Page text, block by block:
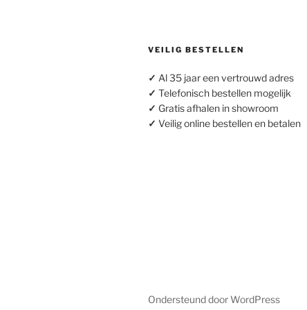
VEILIG BESTELLEN
✓ Al 35 jaar een vertrouwd adres
✓ Telefonisch bestellen mogelijk
✓ Gratis afhalen in showroom
✓ Veilig online bestellen en betalen
Ondersteund door WordPress